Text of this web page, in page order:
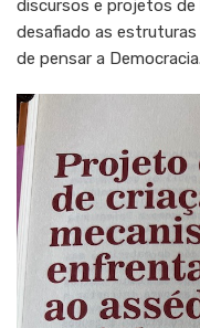
discursos e projetos de
desafiado as
de pensar a Democracia.